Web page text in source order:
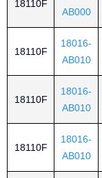
18110F
AB000
18110F
18016-
AB010
18110F
18016-
AB010
18110F
18016-
AB010